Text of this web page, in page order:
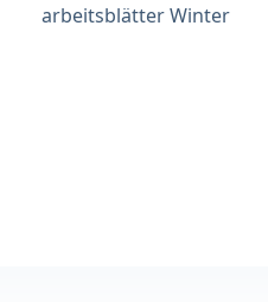
arbeitsblätter Winter